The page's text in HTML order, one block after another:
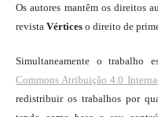
Os autores mantêm os direitos
revista Vértices o direito de
Simultaneamente o trabalho
Commons Atribuição 4.0
redistribuir os trabalhos por